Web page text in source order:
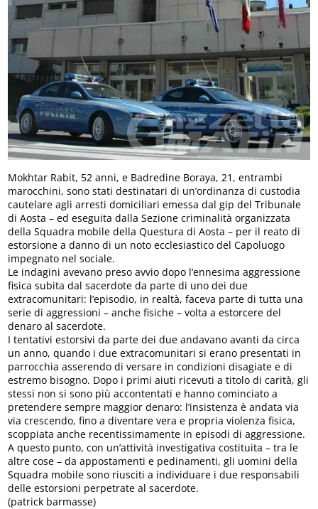
Mokhtar Rabit, 52 anni, e Badredine Boraya, 21, entrambi
marocchini, sono stati destinatari di un’ordinanza di custodia
cautelare agli arresti domiciliari emessa dal gip del Tribunale
di Aosta – ed eseguita dalla Sezione criminalità organizzata
della Squadra mobile della Questura di Aosta – per il reato di
estorsione a danno di un noto ecclesiastico del Capoluogo
impegnato nel sociale.
Le indagini avevano preso avvio dopo l’ennesima aggressione
fisica subita dal sacerdote da parte di uno dei due
extracomunitari: l’episodio, in realtà, faceva parte di tutta una
serie di aggressioni – anche fisiche – volta a estorcere del
denaro al sacerdote.
I tentativi estorsivi da parte dei due andavano avanti da circa
un anno, quando i due extracomunitari si erano presentati in
parrocchia asserendo di versare in condizioni disagiate e di
estremo bisogno. Dopo i primi aiuti ricevuti a titolo di carità, gli
stessi non si sono più accontentati e hanno cominciato a
pretendere sempre maggior denaro: l’insistenza è andata via
via crescendo, fino a diventare vera e propria violenza fisica,
scoppiata anche recentissimamente in episodi di aggressione.
A questo punto, con un’attività investigativa costituita – tra le
altre cose – da appostamenti e pedinamenti, gli uomini della
Squadra mobile sono riusciti a individuare i due responsabili
delle estorsioni perpetrate al sacerdote.
(patrick barmasse)